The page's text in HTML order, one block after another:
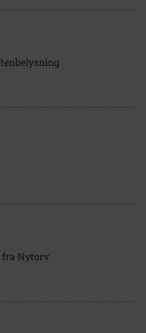
fra Nytorv